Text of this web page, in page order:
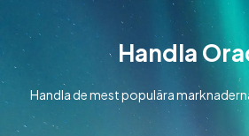
Handla
Handla de mest populära